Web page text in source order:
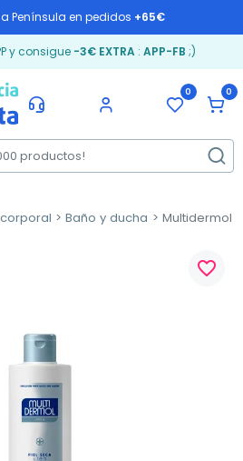
a Península en pedidos +65€
y consigue -3€ EXTRA: APP-FB ;)
0 0
Baño y ducha Multidermol
favorite_border